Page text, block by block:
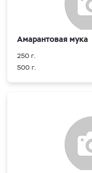
Амарантовая мука
250 г.
500 г.